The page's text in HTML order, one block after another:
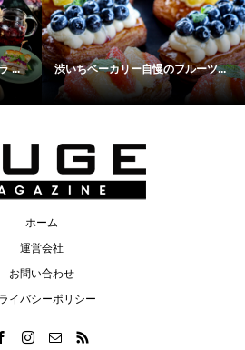
... 渋いちベーカリー自慢のフルーツ...
ホーム
運営会社
お問い合わせ
イバシーポリシー